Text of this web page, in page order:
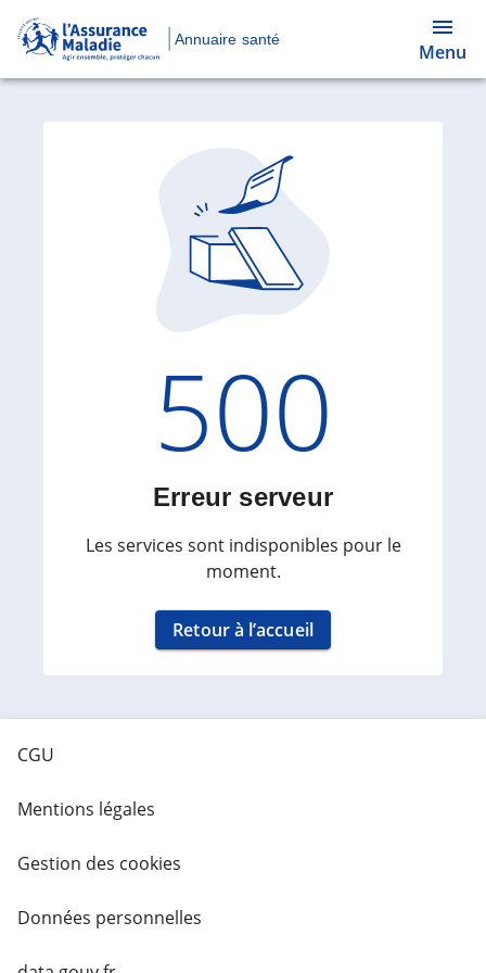
Annuaire santé
Menu
Code
500
Erreur serveur
Les services sont indisponibles pour le
moment.
Retour à l’accueil
CGU
Mentions légales
Gestion des cookies
Données personnelles